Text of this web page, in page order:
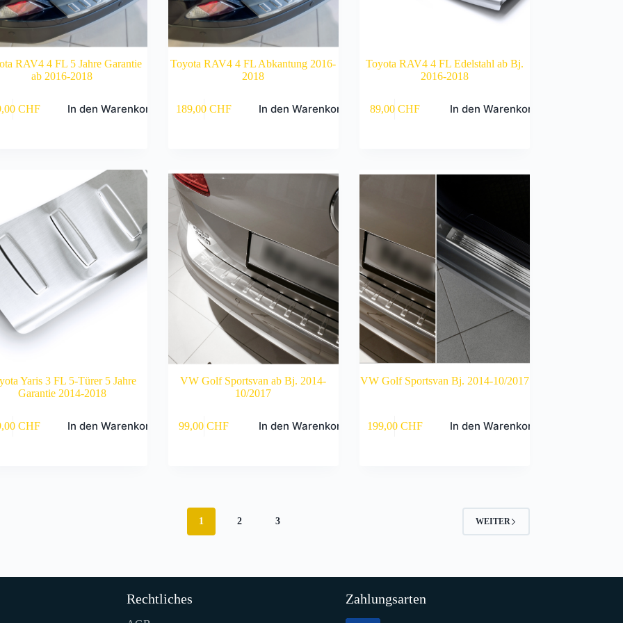
RAV4 4 FL 5 Jahre Garantie
ab 2016-2018
CHF In den Warenkorb
Toyota RAV4 4 FL Abkantung 2016-
2018
189,00CHF In den Warenkorb
Toyota RAV4 4 FL Edelstahl ab Bj.
2016-2018
89,00 CHF In den Warenkorb
Yaris 3 FL 5-Türer 5 Jahre
Garantie 2014-2018
CHF In den Warenkorb
VW Golf Sportsvan ab Bj. 2014-
10/2017
99,00CHF In den Warenkorb
VW Golf Sportsvan Bj. 2014-10/2017
199,00 CHF In den Warenkorb
1 2 3 WEITER
Rechtliches Zahlungsarten